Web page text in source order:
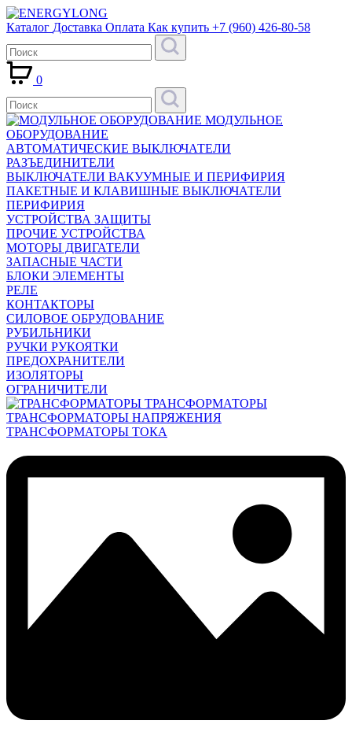
Каталог Доставка Оплата Как купить +7 (960) 426-80-58
0
МОДУЛЬНОЕ
ОБОРУДОВАНИЕ
АВТОМАТИЧЕСКИЕ ВЫКЛЮЧАТЕЛИ
РАЗЪЕДИНИТЕЛИ
ВЫКЛЮЧАТЕЛИ ВАКУУМНЫЕ И ПЕРИФИРИЯ
ПАКЕТНЫЕ И КЛАВИШНЫЕ ВЫКЛЮЧАТЕЛИ
ПЕРИФИРИЯ
УСТРОЙСТВА ЗАЩИТЫ
ПРОЧИЕ УСТРОЙСТВА
МОТОРЫ ДВИГАТЕЛИ
ЗАПАСНЫЕ ЧАСТИ
БЛОКИ ЭЛЕМЕНТЫ
РЕЛЕ
КОНТАКТОРЫ
СИЛОВОЕ ОБРУДОВАНИЕ
РУБИЛЬНИКИ
РУЧКИ РУКОЯТКИ
ПРЕДОХРАНИТЕЛИ
ИЗОЛЯТОРЫ
ОГРАНИЧИТЕЛИ
ТРАНСФОРМАТОРЫ
ТРАНСФОРМАТОРЫ НАПРЯЖЕНИЯ
ТРАНСФОРМАТОРЫ ТОКА